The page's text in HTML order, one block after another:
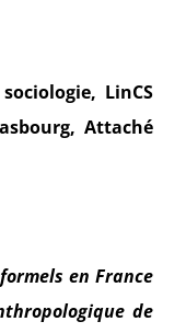
LinCS
Attaché
en France
de